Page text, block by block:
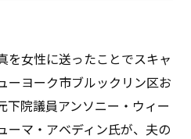
女性に送ったことでスキャ
ーヨーク市ブルックリン区お
下院議員アンソニー・ウィー
ーマ・アベディン氏が、夫の